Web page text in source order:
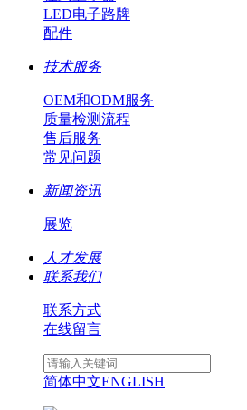
LED电子路牌
配件
技术服务
OEM和ODM服务
质量检测流程
售后服务
常见问题
新闻资讯
展览
人才发展
联系我们
联系方式
在线留言
简体中文ENGLISH